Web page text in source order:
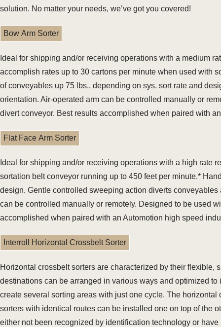
solution. No matter your needs, we’ve got you covered!
Bow Arm Sorter
Ideal for shipping and/or receiving operations with a medium
accomplish rates up to 30 cartons per minute when used with
of conveyables up 75 lbs., depending on sys. sort rate and
orientation. Air-operated arm can be controlled manually or
divert conveyor. Best results accomplished when paired with
Flat Face Arm Sorter
Ideal for shipping and/or receiving operations with a high rate
sortation belt conveyor running up to 450 feet per minute.*
design. Gentle controlled sweeping action diverts
can be controlled manually or remotely. Designed to be used
accomplished when paired with an Automotion high speed
Interroll Horizontal Crossbelt Sorter
Horizontal crossbelt sorters are characterized by their
destinations can be arranged in various ways and optimized
create several sorting areas with just one cycle. The
sorters with identical routes can be installed one on top of the
either not been recognized by identification technology or